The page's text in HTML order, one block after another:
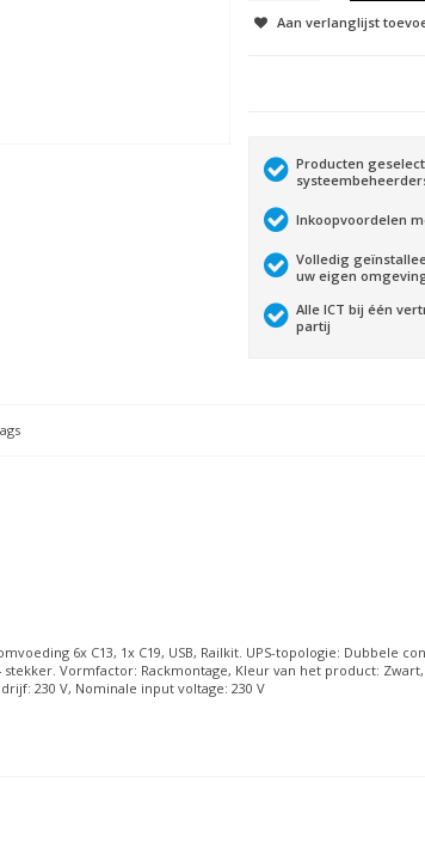
Aan verlanglijst
Producten
Inkoopvoordelen
Volledig
uw eigen
Alle ICT bij één
partij
6x C13, 1x C19, USB, Railkit. UPS-topologie: Dubbele
stekker. Vormfactor: Rackmontage, Kleur van het product:
230 V, Nominale input voltage: 230 V